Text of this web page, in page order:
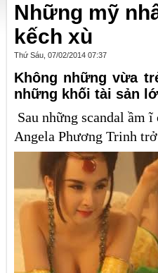
Những mỹ
kếch xù
Thứ Sáu, 07/02/2014 07:37
Không những vừa
những khối tài sản
Sau những scandal ầm
Angela Phương Trinh